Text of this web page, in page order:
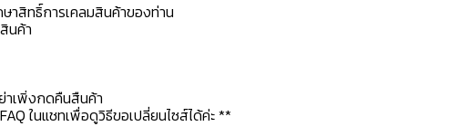
สิทธิ์การเคลมสินค้าของท่าน
นค้า
าเพิ่งกดคืนสืนค้า
ในแชทเพื่อดูวิธีขอเปลี่ยนไซส์ได้ค่ะ **